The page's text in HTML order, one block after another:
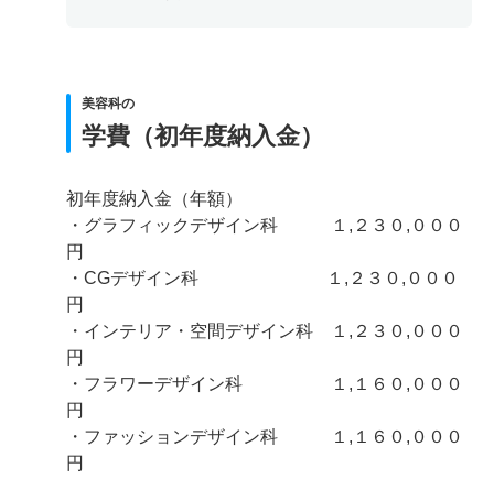
美容科の
学費（初年度納入金）
初年度納入金（年額）
・グラフィックデザイン科 １,２３０,０００
円
・CGデザイン科 １,２３０,０００
円
・インテリア・空間デザイン科 １,２３０,０００
円
・フラワーデザイン科 １,１６０,０００
円
・ファッションデザイン科 １,１６０,０００
円